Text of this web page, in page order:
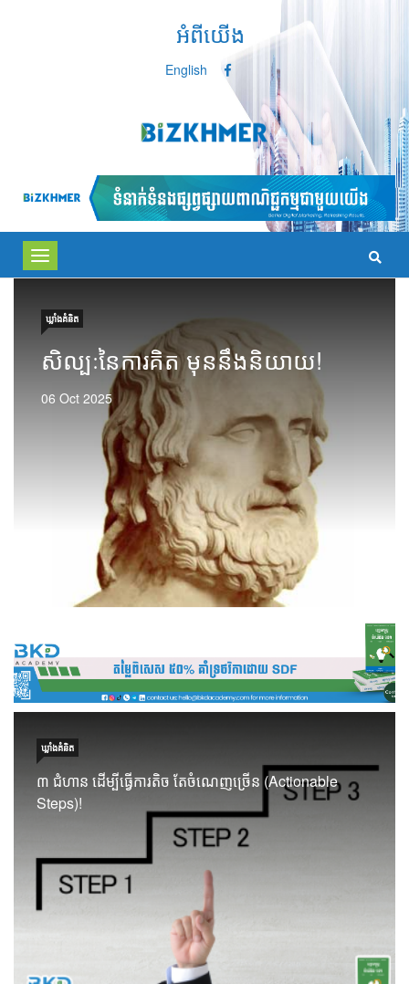
អំពីយើង
English
Toggle
navigation
ឃ្លាំង​គំនិត
សិល្បៈនៃការគិត មុននឹងនិយាយ!
06 Oct 2025
ឃ្លាំង​គំនិត
៣ ជំហាន ដើម្បីធ្វើការតិច តែចំណេញច្រើន (Actionable
Steps)!